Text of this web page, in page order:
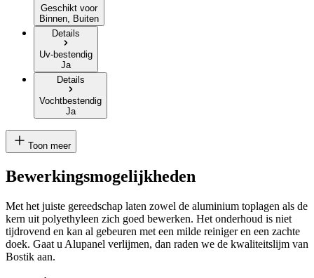
Geschikt voor
Binnen, Buiten
Details
Uv-bestendig
Ja
Details
Vochtbestendig
Ja
Toon meer
Bewerkingsmogelijkheden
Met het juiste gereedschap laten zowel de aluminium toplagen als de
kern uit polyethyleen zich goed bewerken. Het onderhoud is niet
tijdrovend en kan al gebeuren met een milde reiniger en een zachte
doek. Gaat u Alupanel verlijmen, dan raden we de kwaliteitslijm van
Bostik aan.